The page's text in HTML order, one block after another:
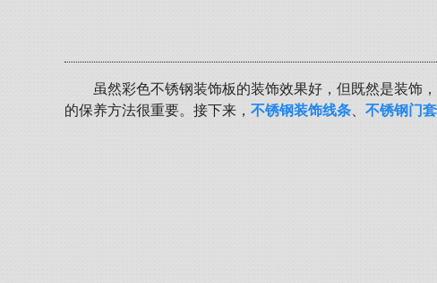
虽然彩色不锈钢装饰板的装饰效果好，但既然是装饰
的保养方法很重要。接下来， 不锈钢装饰线条 不锈钢门套